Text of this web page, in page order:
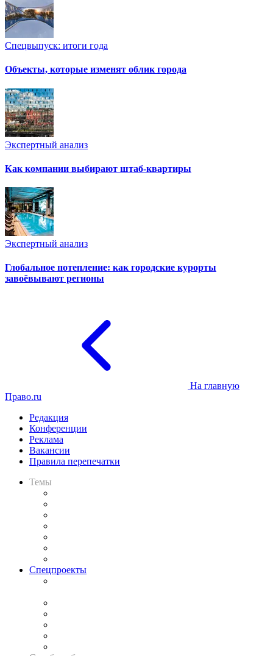
Спецвыпуск: итоги года
Объекты, которые изменят облик города
Экспертный анализ
Как компании выбирают штаб-квартиры
Экспертный анализ
Глобальное потепление: как городские курорты
завоёвывают регионы
На главную
Право.ru
Редакция
Конференции
Реклама
Вакансии
Правила перепечатки
Темы
Спецпроекты